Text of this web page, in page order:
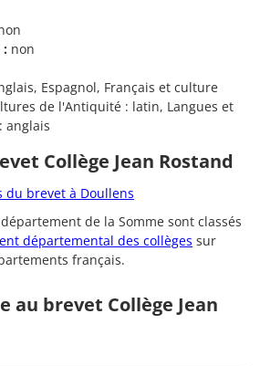
non
Espagnol, Français et culture
de l'Antiquité : latin, Langues et
anglais
Collège Jean Rostand
du brevet à Doullens
de la Somme sont classés
départemental des collèges sur
français.
au brevet Collège Jean